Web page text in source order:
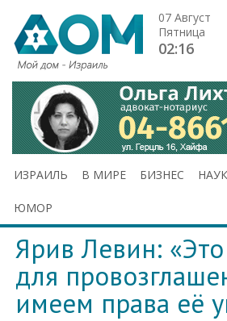
07 Август
Пятница
02:16
ИЗРАИЛЬ В МИРЕ БИЗНЕС
ЮМОР
Ярив Левин:
для
имеем права её